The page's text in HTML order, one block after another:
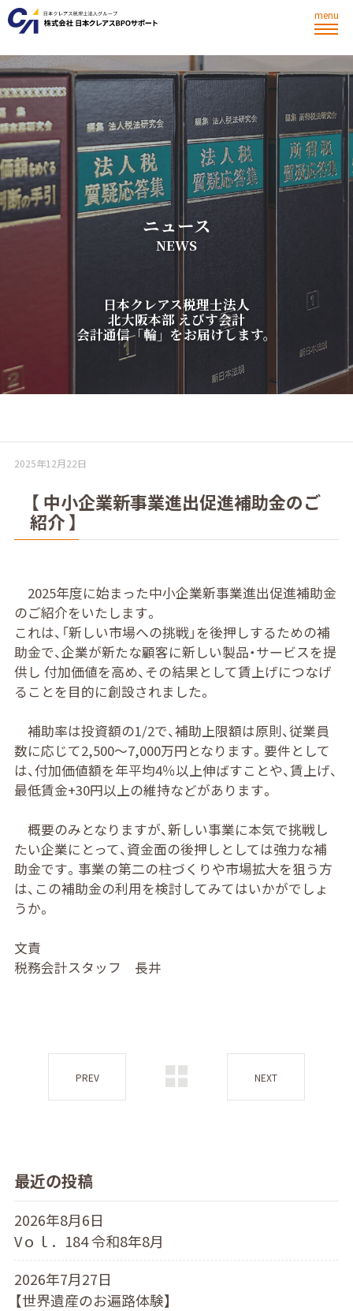
menu
ニュース
NEWS
日本ク レアス税理士法人
北大阪本部 えびす会計
会計通信「輪 」 をお届けします。
2025年12月22日
【 中小企業新事業進出促進補助金のご
紹介 】
2025年度に始まった中小企業新事業進出促進補助金
のご紹介をいたします。
これは、「新しい市場への挑戦」を後押しするための補
助金で、企業が新たな顧客に新しい製品・サービスを提
供し 付加価値を高め、その結果として賃上げにつなげ
ることを目的に創設されました。
補助率は投資額の1/2で、補助上限額は原則、従業員
数に応じて2,500〜7,000万円となります。要件として
は、付加価値額を年平均4％以上伸ばすことや、賃上げ、
最低賃金+30円以上の維持などがあります。
概要のみとなりますが、新しい事業に本気で挑戦し
たい企業にとって、資金面の後押しとしては強力な補
助金です。事業の第二の柱づくりや市場拡大を狙う方
は、この補助金の利用を検討してみてはいかがでしょ
うか。
文責
税務会計スタッフ 長井
PREV NEXT
最近の投稿
2026年8月6日
Vｏｌ．184 令和8年8月
2026年7月27日
【世界遺産のお遍路体験】